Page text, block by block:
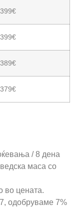
399€
399€
389€
379€
/ 8 дена
маса со
во цената.
одобруваме 7%